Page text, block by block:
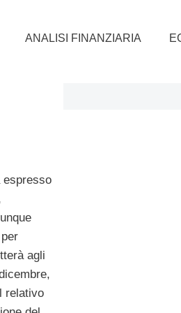
ANALISI FINANZIARIA
agli
relativo